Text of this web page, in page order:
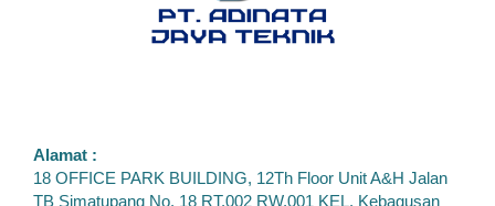
Alamat :
18 OFFICE PARK BUILDING, 12Th Floor Unit A&H Jalan
TB Simatupang No. 18 RT.002 RW.001 KEL. Kebagusan